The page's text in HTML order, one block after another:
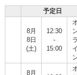
予定日
8月
8日
(土)
12:30
-
15:00
ラ
イ
8月